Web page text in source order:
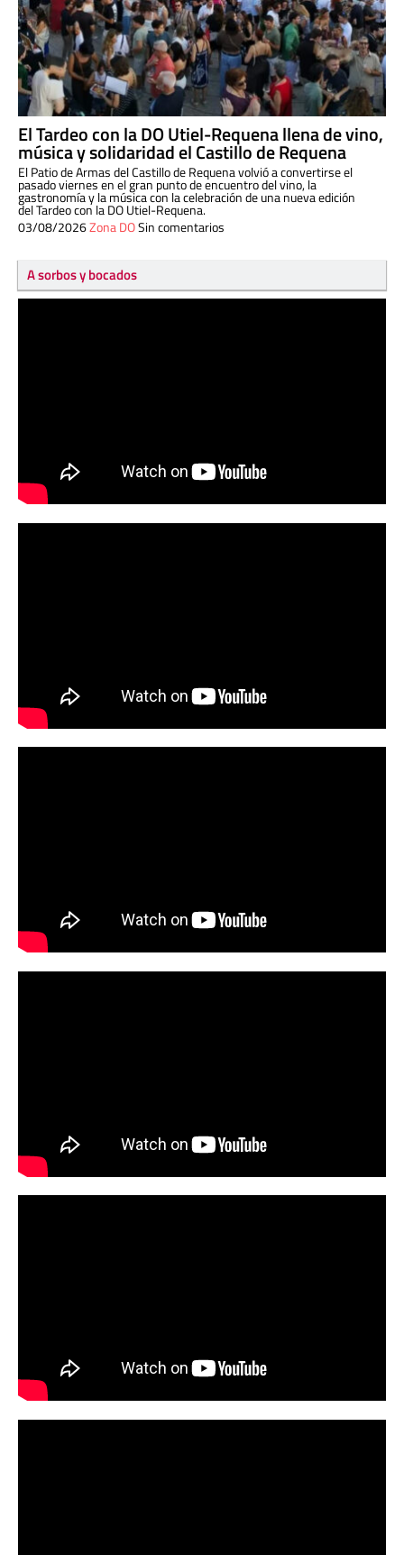
El Tardeo con la DO Utiel-Requena llena de vino,
música y solidaridad el Castillo de Requena
El Patio de Armas del Castillo de Requena volvió a convertirse el
pasado viernes en el gran punto de encuentro del vino, la
gastronomía y la música con la celebración de una nueva edición
del Tardeo con la DO Utiel-Requena.
03/08/2026Zona DOSin comentarios
A sorbos y bocados